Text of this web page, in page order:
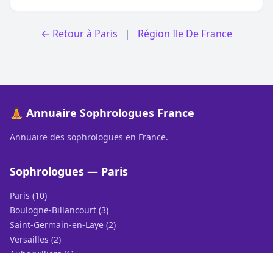
← Retour à Paris | Région Ile De France
🧘 Annuaire Sophrologues France
Annuaire des sophrologues en France.
Sophrologues — Paris
Paris (10)
Boulogne-Billancourt (3)
Saint-Germain-en-Laye (2)
Versailles (2)